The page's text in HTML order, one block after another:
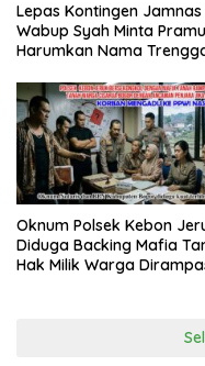
Lepas Kontingen Jamnas
Wabup Syah Minta
Harumkan Nama
Oknum Polsek Kebon
Diduga Backing Mafia
Hak Milik Warga